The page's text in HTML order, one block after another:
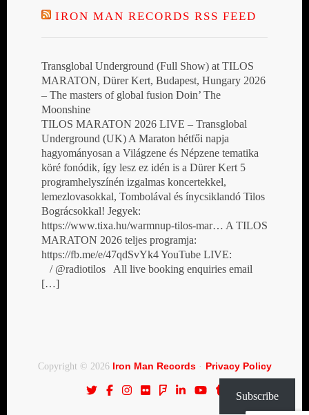
IRON MAN RECORDS RSS FEED
Transglobal Underground (Full Show) at TILOS
MARATON, Dürer Kert, Budapest, Hungary 2026
– The masters of global fusion Doin’ The
Moonshine
TILOS MARATON 2026 LIVE – Transglobal
Underground (UK) A Maraton hétfői napja
hagyományosan a Világzene és Népzene tematika
köré fonódik, így lesz ez idén is a Dürer Kert 5
programhelyszínén izgalmas koncertekkel,
lemezlovasokkal, Tombolával és ínycsiklandó Tilos
Bográcsokkal! Jegyek:
https://www.tixa.hu/warmnup-tilos-mar… A TILOS
MARATON 2026 teljes programja:
https://fb.me/e/47qdSvYk4 YouTube LIVE:
/ @radiotilos All live booking enquiries email
[…]
Copyright © 2026 Iron Man Records· Privacy Policy
Subscribe